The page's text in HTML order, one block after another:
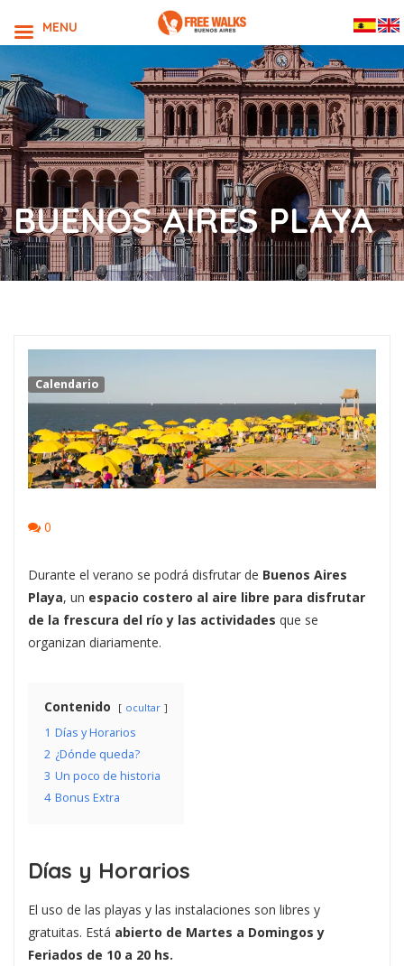
BUENOS AIRES PLAYA
Calendario
0
Durante el verano se podrá disfrutar de Buenos Aires
Playa, un espacio costero al aire libre para disfrutar
de la frescura del río y las actividades que se
organizan diariamente.
Contenido ocultar
1 Días y Horarios
2 ¿Dónde queda?
3 Un poco de historia
4 Bonus Extra
Días y Horarios
El uso de las playas y las instalaciones son libres y
gratuitas. Está abierto de Martes a Domingos y
Feriados de 10 a 20 hs.
MENU